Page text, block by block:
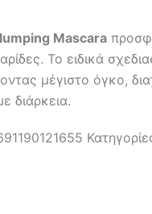
Mascara
Το ειδικά
μέγιστο όγκο,
διάρκεια.